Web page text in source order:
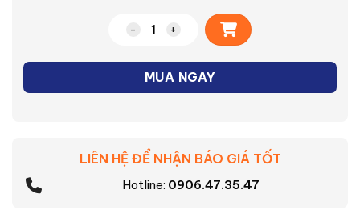
Máy xay sinh tố Panasonic MX-
MUA NGAY
Alternative:
LIÊN HỆ ĐỂ NHẬN BÁO GIÁ TỐT
Hotline: 0906.47.35.47